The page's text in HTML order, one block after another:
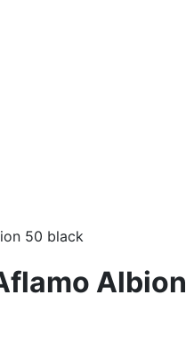
50 black
Albion